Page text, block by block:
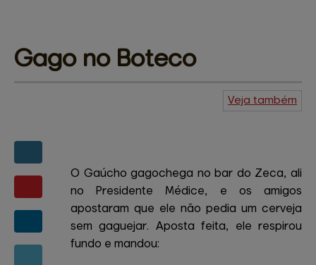
Gago no Boteco
Veja também
O Gaúcho gagochega no bar do Zeca, ali
no Presidente Médice, e os amigos
apostaram que ele não pedia um cerveja
sem gaguejar. Aposta feita, ele respirou
fundo e mandou: